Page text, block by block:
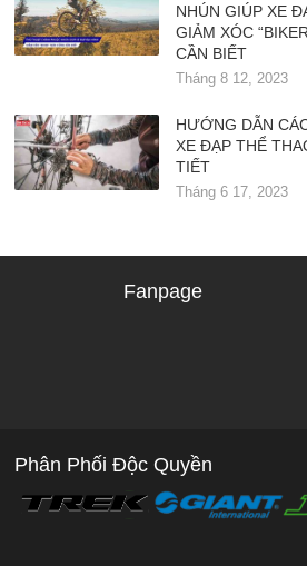
NHÚN GIÚP XE
GIẢM XÓC
CẦN BIẾT
Tháng 8 12, 2023
HƯỚNG DẪN
XE ĐẠP THỂ
TIẾT
Tháng 6 17, 2023
Fanpage
Phân Phối Độc Quyền